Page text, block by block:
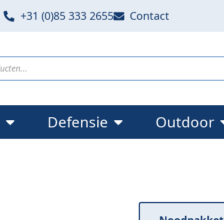
+31 (0)85 333 2655 Contact
Defensie Outdoor